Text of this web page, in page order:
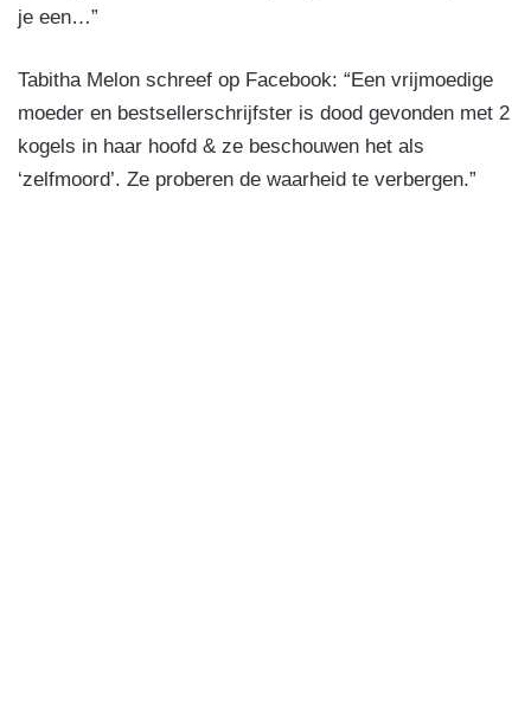
je een…”
Tabitha Melon schreef op Facebook: “Een vrijmoedige
moeder en bestsellerschrijfster is dood gevonden met 2
kogels in haar hoofd & ze beschouwen het als
‘zelfmoord’. Ze proberen de waarheid te verbergen.”